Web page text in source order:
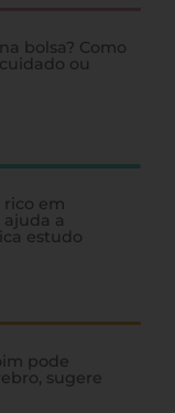
bolsa? Como
ou
rico em
a
estudo
pode
sugere